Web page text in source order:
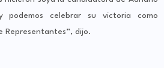
podemos celebrar su victoria como
Representantes”, dijo.